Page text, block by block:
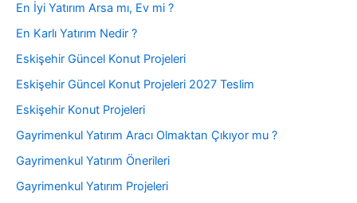
En İyi Yatırım Arsa mı, Ev mi ?
En Karlı Yatırım Nedir ?
Eskişehir Güncel Konut Projeleri
Eskişehir Güncel Konut Projeleri 2027 Teslim
Eskişehir Konut Projeleri
Gayrimenkul Yatırım Aracı Olmaktan Çıkıyor mu ?
Gayrimenkul Yatırım Önerileri
Gayrimenkul Yatırım Projeleri